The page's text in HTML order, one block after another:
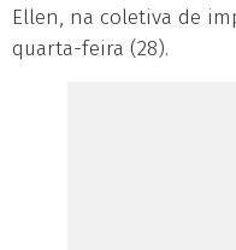
Ellen, na coletiva de
quarta-feira (28).